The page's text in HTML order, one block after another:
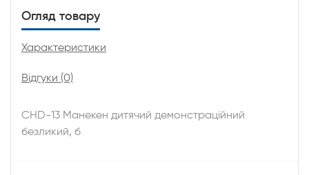
Огляд товару
Характеристики
Відгуки (0)
CHD-13 Манекен дитячий демонстраційний
безликий, б